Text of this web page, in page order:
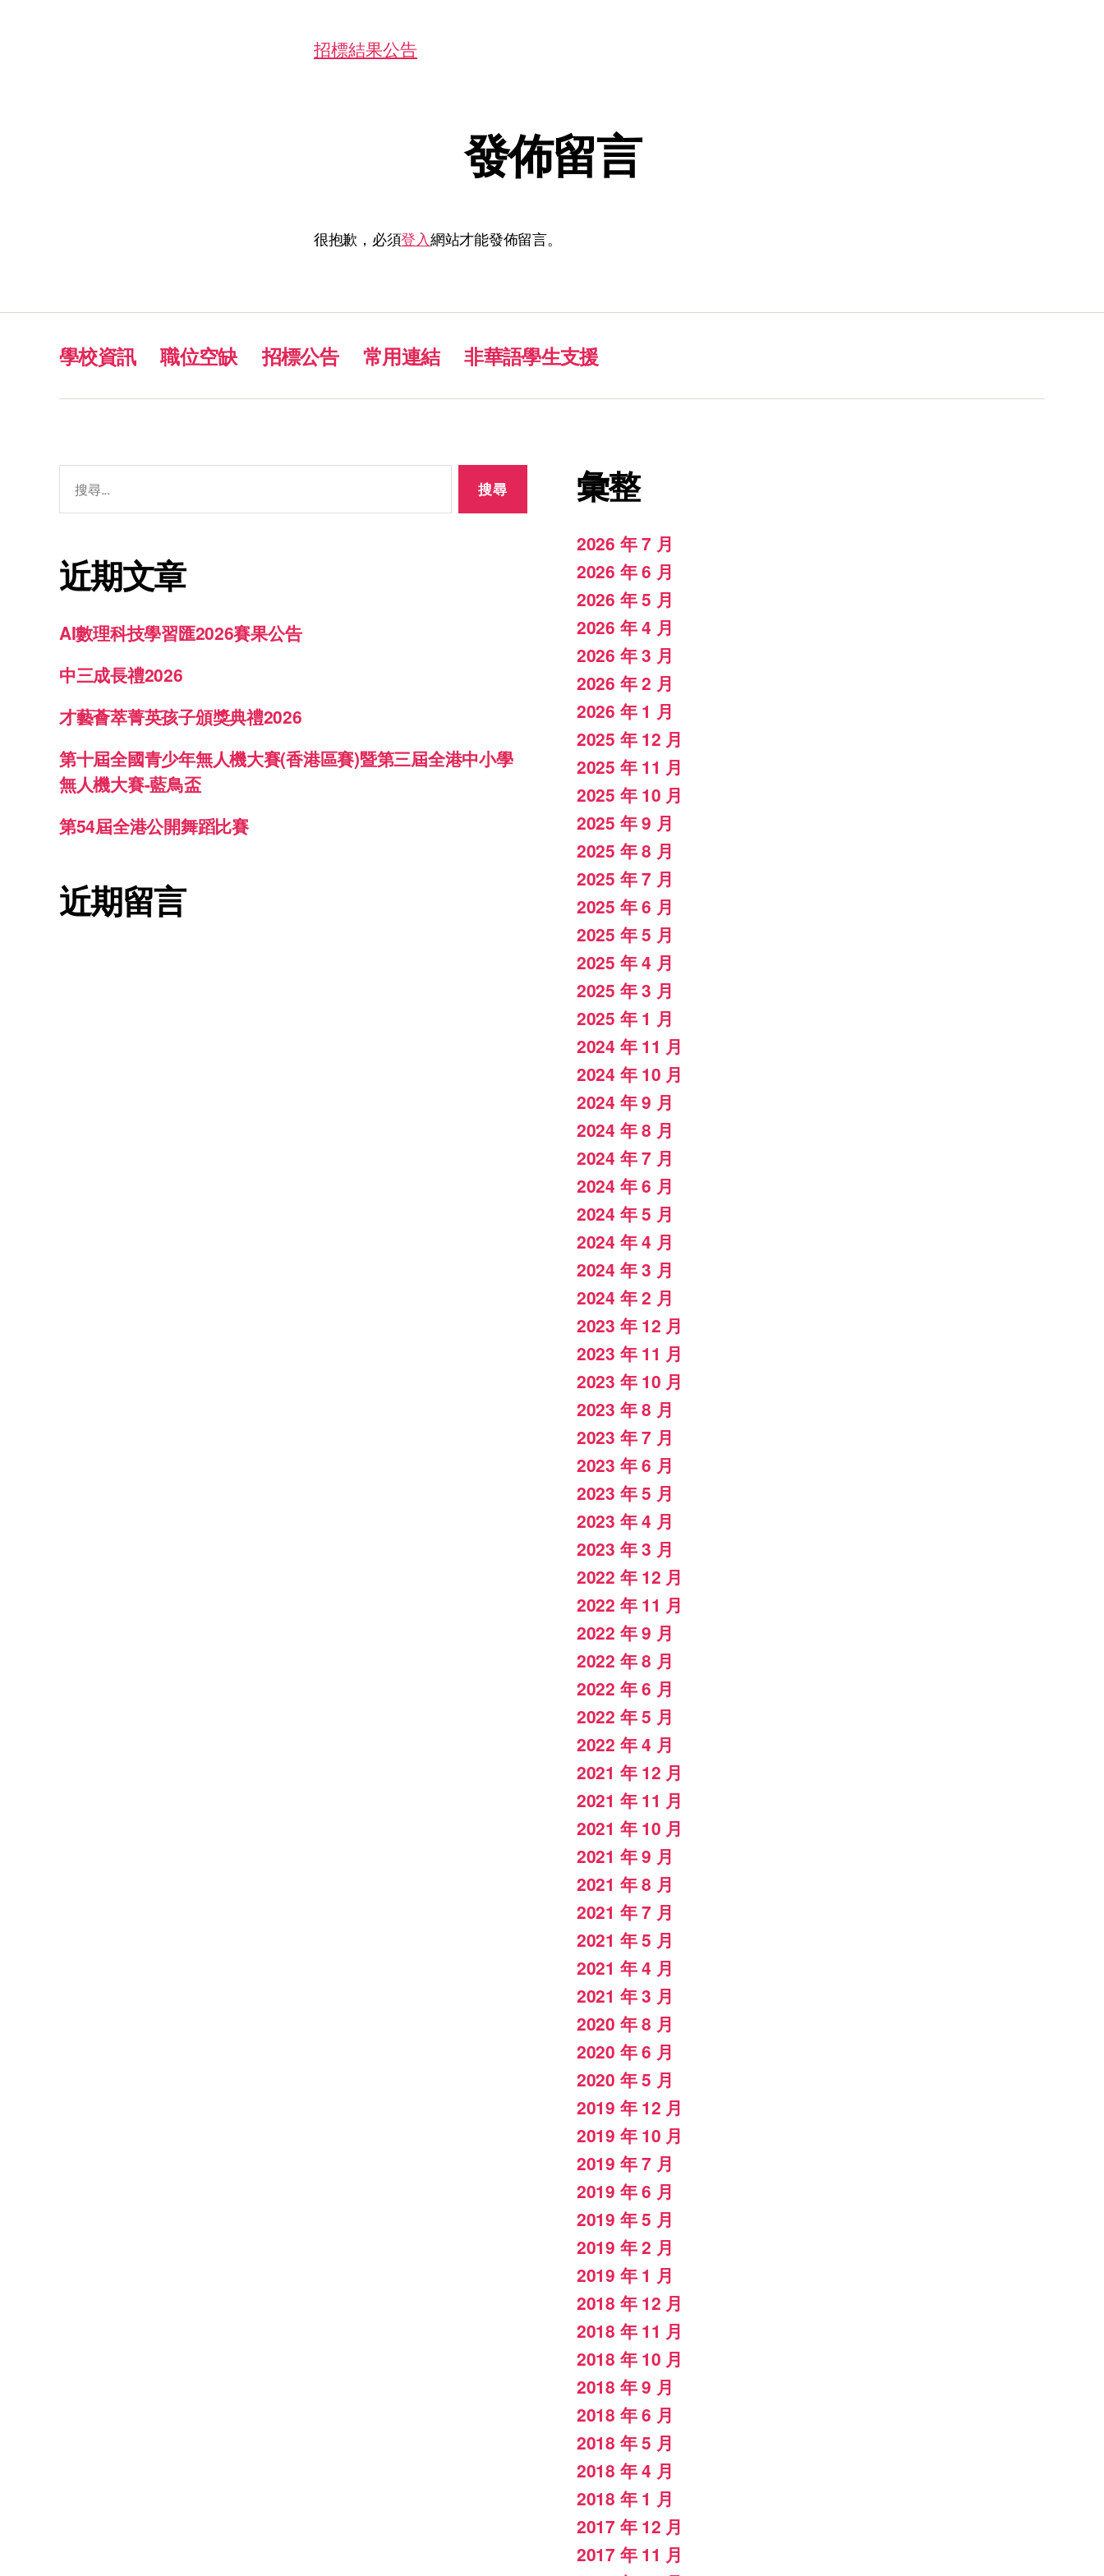
招標結果公告
發佈留言
很抱歉，必須登入網站才能發佈留言。
學校資訊 職位空缺 招標公告 常用連結 非華語學生支援
近期文章
AI數理科技學習匯2026賽果公告
中三成長禮2026
才藝薈萃菁英孩子頒獎典禮2026
第十屆全國青少年無人機大賽(香港區賽)暨第三屆全港中小學
無人機大賽-藍鳥盃
第54屆全港公開舞蹈比賽
近期留言
彙整
2026 年 7 月
2026 年 6 月
2026 年 5 月
2026 年 4 月
2026 年 3 月
2026 年 2 月
2026 年 1 月
2025 年 12 月
2025 年 11 月
2025 年 10 月
2025 年 9 月
2025 年 8 月
2025 年 7 月
2025 年 6 月
2025 年 5 月
2025 年 4 月
2025 年 3 月
2025 年 1 月
2024 年 11 月
2024 年 10 月
2024 年 9 月
2024 年 8 月
2024 年 7 月
2024 年 6 月
2024 年 5 月
2024 年 4 月
2024 年 3 月
2024 年 2 月
2023 年 12 月
2023 年 11 月
2023 年 10 月
2023 年 8 月
2023 年 7 月
2023 年 6 月
2023 年 5 月
2023 年 4 月
2023 年 3 月
2022 年 12 月
2022 年 11 月
2022 年 9 月
2022 年 8 月
2022 年 6 月
2022 年 5 月
2022 年 4 月
2021 年 12 月
2021 年 11 月
2021 年 10 月
2021 年 9 月
2021 年 8 月
2021 年 7 月
2021 年 5 月
2021 年 4 月
2021 年 3 月
2020 年 8 月
2020 年 6 月
2020 年 5 月
2019 年 12 月
2019 年 10 月
2019 年 7 月
2019 年 6 月
2019 年 5 月
2019 年 2 月
2019 年 1 月
2018 年 12 月
2018 年 11 月
2018 年 10 月
2018 年 9 月
2018 年 6 月
2018 年 5 月
2018 年 4 月
2018 年 1 月
2017 年 12 月
2017 年 11 月